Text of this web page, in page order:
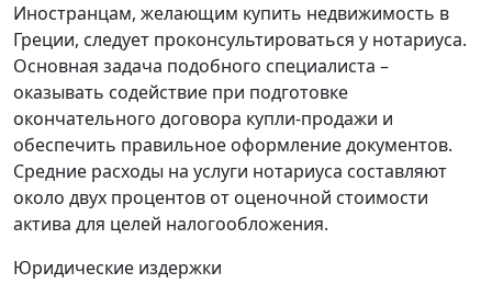
Иностранцам, желающим купить недвижимость в
Греции, следует проконсультироваться у нотариуса.
Основная задача подобного специалиста –
оказывать содействие при подготовке
окончательного договора купли-продажи и
обеспечить правильное оформление документов.
Средние расходы на услуги нотариуса составляют
около двух процентов от оценочной стоимости
актива для целей налогообложения.
Юридические издержки